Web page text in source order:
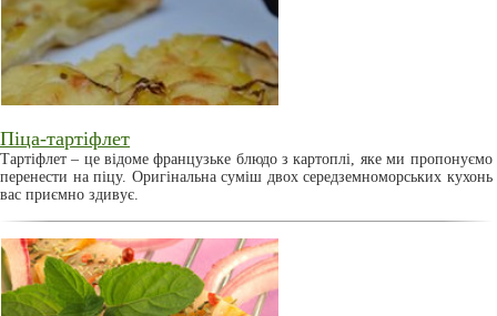
Піца-тартіфлет
Тартіфлет – це відоме французьке блюдо з картоплі, яке ми пропонуємо
перенести на піцу. Оригінальна суміш двох середземноморських кухонь
вас приємно здивує.